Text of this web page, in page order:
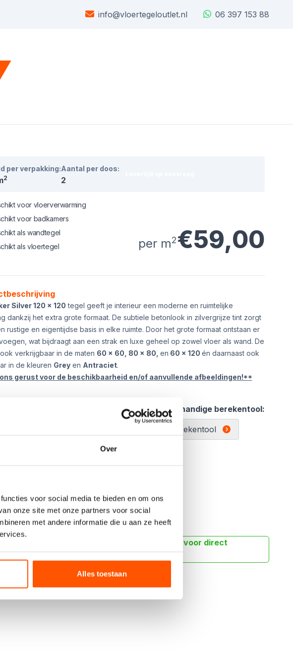
Over
voor social media te bieden en om ons
onze site met onze partners voor social
met andere informatie die u aan ze heeft
Alles toestaan
info@vloertegeloutlet.nl 06 397 153 88
per verpakking:
2
Aantal per doos:
2
voor vloerverwarming
voor badkamers
als wandtegel
als vloertegel
per m2€59,00
informatie
Silver 120 x 120 tegel geeft je interieur een moderne en ruimtelijke
dankzij het extra grote formaat. De subtiele betonlook in zilvergrijze tint zorgt
rustige en eigentijdse basis in elke ruimte. Door het grote formaat ontstaan er
wat bijdraagt aan een strak en luxe geheel op zowel vloer als wand. De
verkrijgbaar in de maten 60 x 60, 80 x 80, en 60 x 120 én daarnaast ook
in de kleuren Greyen Antraciet.
gerust voor de beschikbaarheid en/of aanvullende afbeeldingen!**
Gebruik de handige berekentool:
Berekentool
Heeft u spoed of speciale wensen app ons dan voor direct